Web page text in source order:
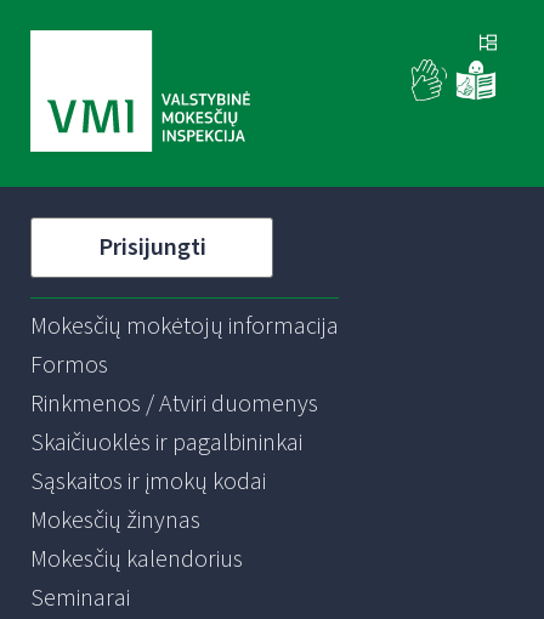
Prisijungti
Mokesčių mokėtojų informacija
Formos
Rinkmenos / Atviri duomenys
Skaičiuoklės ir pagalbininkai
Sąskaitos ir įmokų kodai
Mokesčių žinynas
Mokesčių kalendorius
Seminarai